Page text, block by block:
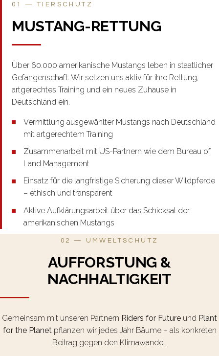
01 — TIERSCHUTZ
MUSTANG-RETTUNG
Über 60.000 amerikanische Mustangs leben in staatlicher
Gefangenschaft. Wir setzen uns aktiv für ihre Rettung,
artgerechtes Training und ein neues Zuhause in
Deutschland ein.
Vermittlung ausgewählter Mustangs nach Deutschland
mit artgerechtem Training
Zusammenarbeit mit US-Partnern wie dem Bureau of
Land Management
Einsatz für die langfristige Sicherung dieser Wildpferde
– ethisch und transparent
Aktive Aufklärungsarbeit über das Schicksal der
amerikanischen Mustangs
02 — UMWELTSCHUTZ
AUFFORSTUNG &
NACHHALTIGKEIT
Gemeinsam mit unseren Partnern Riders for Future und Plant
for the Planetpflanzen wir jedes Jahr Bäume – als konkreten
Beitrag gegen den Klimawandel.